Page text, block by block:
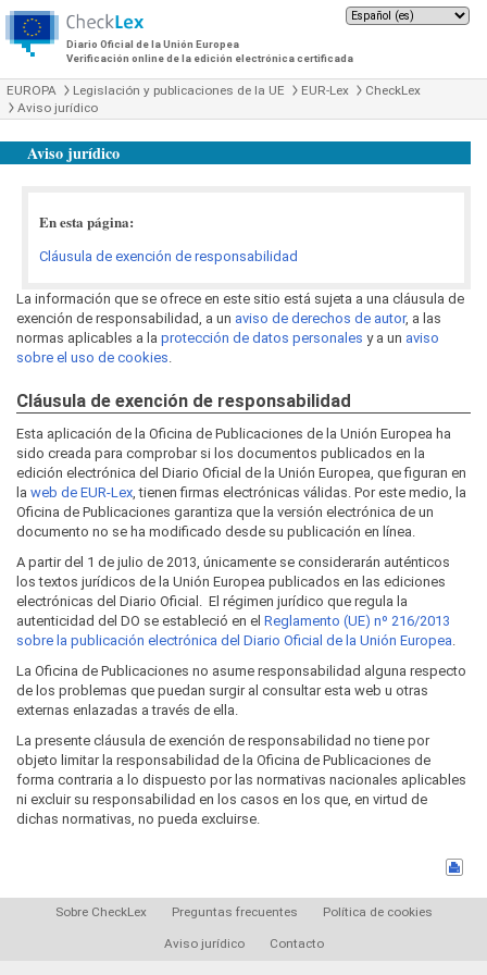
Diario Oficial de la Unión Europea
Verificación online de la edición electrónica certificada
EUROPA Legislación y publicaciones de la UE EUR-Lex
CheckLex
Aviso jurídico
Aviso jurídico
En esta página:
Cláusula de exención de responsabilidad
La información que se ofrece en este sitio está sujeta a una cláusula de
exención de responsabilidad, a un aviso de derechos de autor, a las
normas aplicables a la protección de datos personales y a un aviso
sobre el uso de cookies.
Cláusula de exención de responsabilidad
Esta aplicación de la Oficina de Publicaciones de la Unión Europea ha
sido creada para comprobar si los documentos publicados en la
edición electrónica del Diario Oficial de la Unión Europea, que figuran en
la web de EUR-Lex, tienen firmas electrónicas válidas. Por este medio, la
Oficina de Publicaciones garantiza que la versión electrónica de un
documento no se ha modificado desde su publicación en línea.
A partir del 1 de julio de 2013, únicamente se considerarán auténticos
los textos jurídicos de la Unión Europea publicados en las ediciones
electrónicas del Diario Oficial. El régimen jurídico que regula la
autenticidad del DO se estableció en el Reglamento (UE) nº 216/2013
sobre la publicación electrónica del Diario Oficial de la Unión Europea.
La Oficina de Publicaciones no asume responsabilidad alguna respecto
de los problemas que puedan surgir al consultar esta web u otras
externas enlazadas a través de ella.
La presente cláusula de exención de responsabilidad no tiene por
objeto limitar la responsabilidad de la Oficina de Publicaciones de
forma contraria a lo dispuesto por las normativas nacionales aplicables
ni excluir su responsabilidad en los casos en los que, en virtud de
dichas normativas, no pueda excluirse.
Sobre CheckLex Preguntas frecuentes Política de cookies
Aviso jurídico Contacto